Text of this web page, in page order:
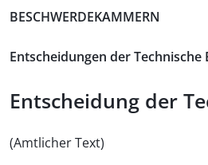
BESCHWERDEKAMMERN
Entscheidungen der
Entscheidung der
(Amtlicher Text)